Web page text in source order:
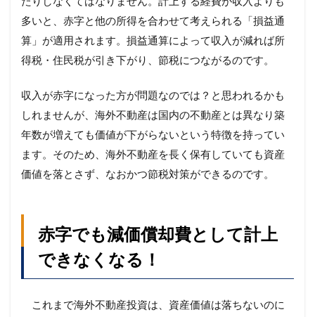
多いと、赤字と他の所得を合わせて考えられる「損益通
算」が適用されます。損益通算によって収入が減れば所
得税・住民税が引き下がり、節税につながるのです。
収入が赤字になった方が問題なのでは？と思われるかも
しれませんが、海外不動産は国内の不動産とは異なり築
年数が増えても価値が下がらないという特徴を持ってい
ます。そのため、海外不動産を長く保有していても資産
価値を落とさず、なおかつ節税対策ができるのです。
赤字でも減価償却費として計上
できなくなる！
これまで海外不動産投資は、資産価値は落ちないのに